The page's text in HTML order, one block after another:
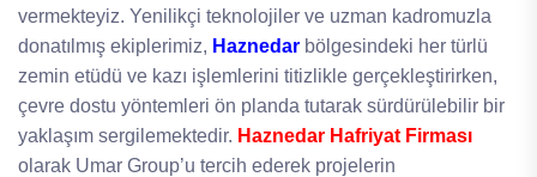
vermekteyiz. Yenilikçi teknolojiler ve uzman kadromuzla
donatılmış ekiplerimiz, Haznedar bölgesindeki her türlü
zemin etüdü ve kazı işlemlerini titizlikle gerçekleştirirken,
çevre dostu yöntemleri ön planda tutarak sürdürülebilir bir
yaklaşım sergilemektedir. Haznedar Hafriyat Firması
olarak Umar Group’u tercih ederek projelerin